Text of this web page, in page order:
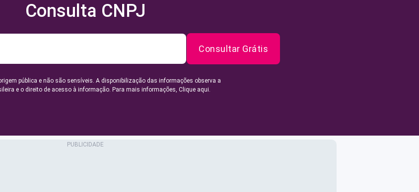
Consulta CNPJ
Consultar Grátis
pública e não são sensíveis. A disponibilização das informações observa a
e o direito de acesso à informação. Para mais informações, Clique aqui.